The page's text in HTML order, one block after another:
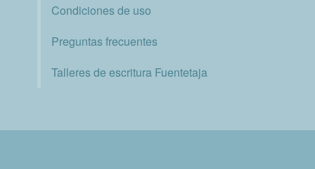
Condiciones de uso
Preguntas frecuentes
Talleres de escritura Fuentetaja